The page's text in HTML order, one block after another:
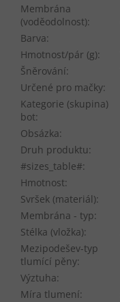
Membrána
(voděodolnost):
Barva:
Hmotnost/pár (g):
Šněrování:
Určené pro mačky:
Kategorie (skupina)
bot:
Obsázka:
Druh produktu:
#sizes_table#:
Hmotnost:
Svršek (materiál):
Membrána - typ:
Stélka (vložka):
Mezipodešev-typ
tlumící pěny:
Výztuha:
Míra tlumení: